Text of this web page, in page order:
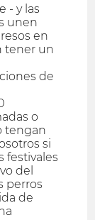
- y las
unen
en
tener un
de
o
tengan
si
festivales
del
perros
de